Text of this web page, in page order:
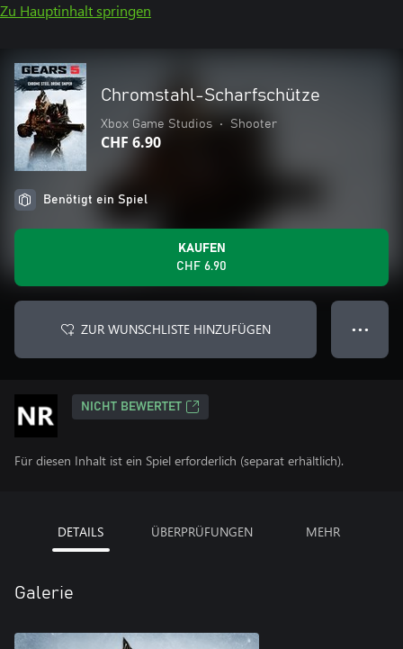
Zu Hauptinhalt springen
Chromstahl-Scharfschütze
Xbox Game Studios • Shooter
CHF 6.90
Benötigt ein Spiel
KAUFEN
CHF 6.90
ZUR WUNSCHLISTE HINZUFÜGEN ● ● ●
NICHT BEWERTET
Für diesen Inhalt ist ein Spiel erforderlich (separat erhältlich).
DETAILS ÜBERPRÜFUNGEN MEHR
Galerie